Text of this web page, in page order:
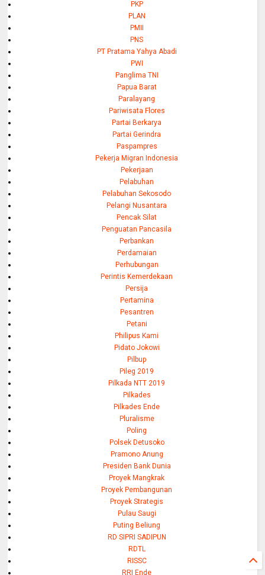
PKP
PLAN
PMII
PNS
PT Pratama Yahya Abadi
PWI
Panglima TNI
Papua Barat
Paralayang
Pariwisata Flores
Partai Berkarya
Partai Gerindra
Paspampres
Pekerja Migran Indonesia
Pekerjaan
Pelabuhan
Pelabuhan Sekosodo
Pelangi Nusantara
Pencak Silat
Penguatan Pancasila
Perbankan
Perdamaian
Perhubungan
Perintis Kemerdekaan
Persija
Pertamina
Pesantren
Petani
Philipus Kami
Pidato Jokowi
Pilbup
Pileg 2019
Pilkada NTT 2019
Pilkades
Pilkades Ende
Pluralisme
Poling
Polsek Detusoko
Pramono Anung
Presiden Bank Dunia
Proyek Mangkrak
Proyek Pembangunan
Proyek Strategis
Pulau Saugi
Puting Beliung
RD SIPRI SADIPUN
RDTL
RISSC
RRI Ende